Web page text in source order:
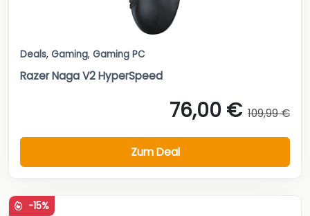
Deals, Gaming, Gaming PC
Razer Naga V2 HyperSpeed
76,00 € 109,99 €
Zum Deal
-15%